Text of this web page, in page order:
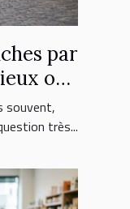
par
ou
souvent,
très...